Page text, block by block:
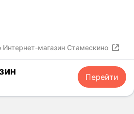
магазин Стамескино
Перейти